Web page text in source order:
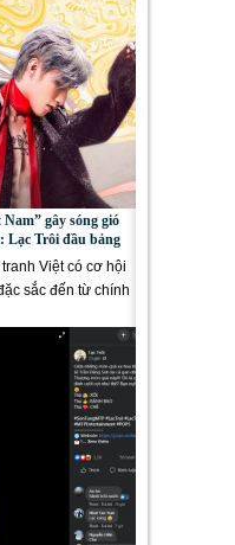
gây sóng gió
Lạc Trôi đầu bảng
Việt có cơ hội
sắc đến từ chính